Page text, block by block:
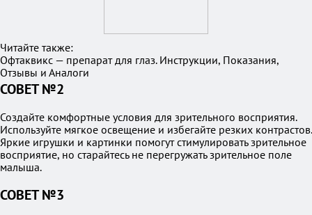
Читайте также:
Офтаквикс — препарат для глаз. Инструкции, Показания,
Отзывы и Аналоги
СОВЕТ №2
Создайте комфортные условия для зрительного восприятия.
Используйте мягкое освещение и избегайте резких контрастов.
Яркие игрушки и картинки помогут стимулировать зрительное
восприятие, но старайтесь не перегружать зрительное поле
малыша.
СОВЕТ №3